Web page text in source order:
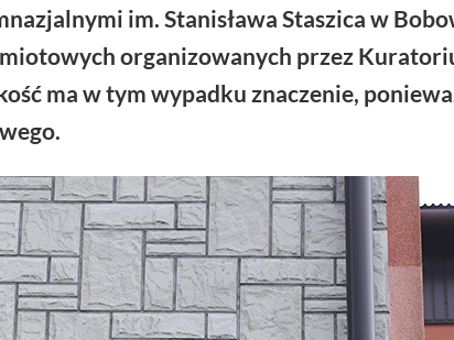
im. Stanisława Staszica w
organizowanych przez
ma w tym wypadku znaczenie,